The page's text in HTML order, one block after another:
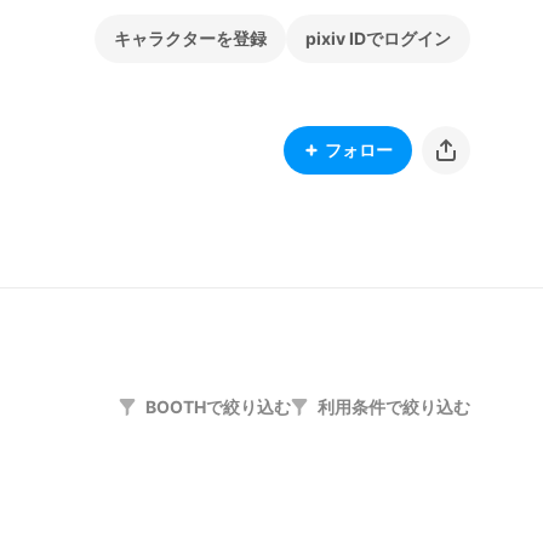
キャラクターを登録 pixiv IDでログイン
フォロー
BOOTHで絞り込む 利用条件で絞り込む